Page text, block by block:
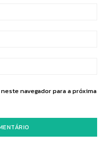
navegador para a próxima